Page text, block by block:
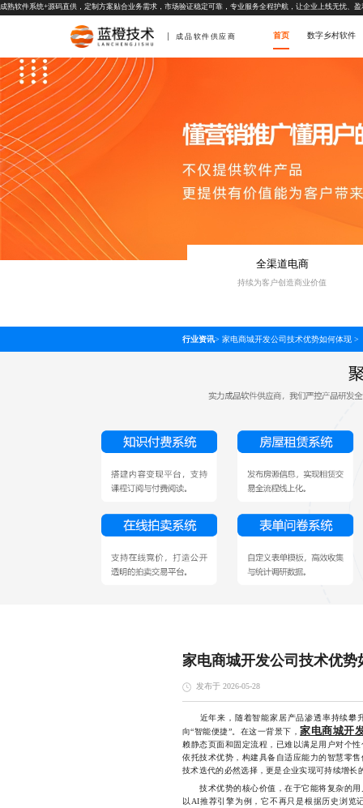
成熟软件系统+源码直供，定制方案贴合业务需求，市场验证稳定可靠，专业服务全程护航，让企业上线无忧、盈
成品软件供应商 首页 数字乡村软件
全渠道电商
持续为客户创造商业价值
行业资讯> 家电商城开发公司技术优势如何体现 >
家电商城开发公司技术优势
发布于 2026-05-28
近年来，随着智能家居产品渗透率持续攀
向“智能便捷”。在这一背景下，家电商城开
赖静态页面和固定流程，已难以满足用户对个
依托技术优势，构建具备自适应能力的智慧零
技术迭代的必然选择，更是企业实现可持续增长
技术优势的核心价值，在于它能将复杂的用
以AI推荐引擎为例，它不再只是根据历史浏览